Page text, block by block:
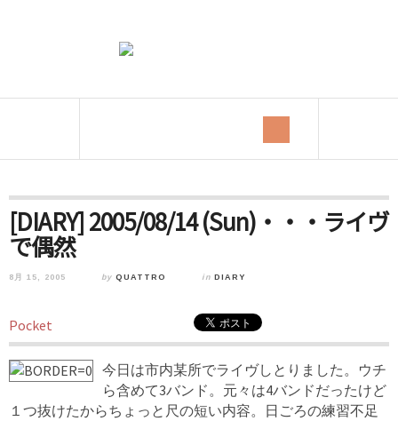
[DIARY] 2005/08/14 (Sun)・・・ライヴ
で偶然
8月 15, 2005 by QUATTRO in DIARY
Pocket
今日は市内某所でライヴしとりました。ウチ
ら含めて3バンド。元々は4バンドだったけど
１つ抜けたからちょっと尺の短い内容。日ごろの練習不足